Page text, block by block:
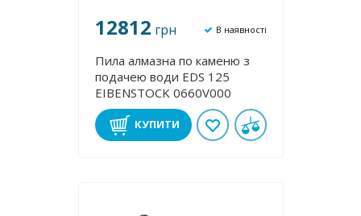
12812 грн В наявності
Пила алмазна по каменю з
подачею води EDS 125
EIBENSTOCK 0660V000
КУПИТИ